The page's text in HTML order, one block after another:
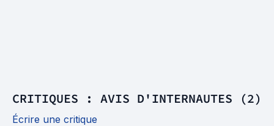
CRITIQUES : AVIS D'INTERNAUTES (2)
Écrire une critique